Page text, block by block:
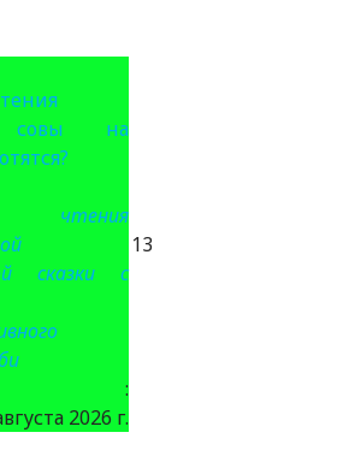
совы на
чтения
сказки с
:
2026 г.
13